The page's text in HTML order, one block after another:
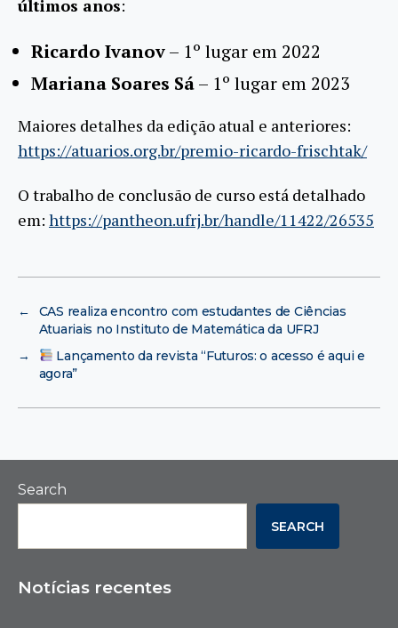
últimos anos:
Ricardo Ivanov– 1º lugar em 2022
Mariana Soares Sá– 1º lugar em 2023
Maiores detalhes da edição atual e anteriores:
https://atuarios.org.br/premio-ricardo-frischtak/
O trabalho de conclusão de curso está detalhado
em: https://pantheon.ufrj.br/handle/11422/26535
←
CAS realiza encontro com estudantes de Ciências
Atuariais no Instituto de Matemática da UFRJ
→
Lançamento da revista “Futuros: o acesso é aqui e
agora”
Search
SEARCH
Notícias recentes